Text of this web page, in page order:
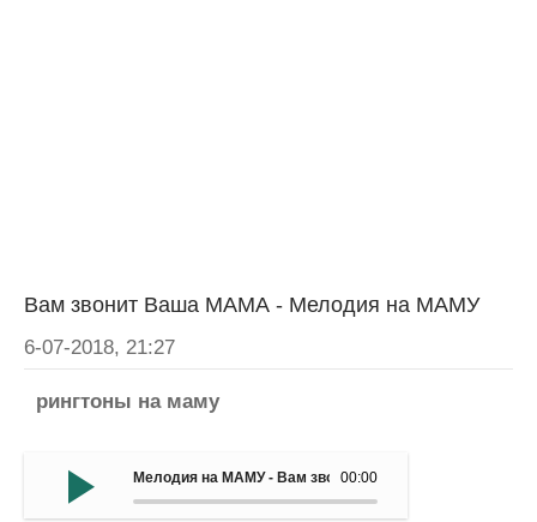
Вам звонит Ваша МАМА - Мелодия на МАМУ
6-07-2018, 21:27
рингтоны на маму
00:00
Мелодия на МАМУ - Вам звонит Ваша МАМА